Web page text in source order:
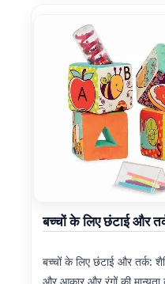
बच्चों के लिए छंटाई और
बच्चों के लिए छंटाई और तर्क: